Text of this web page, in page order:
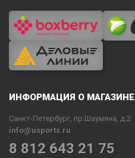
ИНФОРМАЦИЯ О МАГАЗИНЕ
Санкт-Петербург, пр.Шаумяна, д.2
info@usports.ru
8 812 643 21 75